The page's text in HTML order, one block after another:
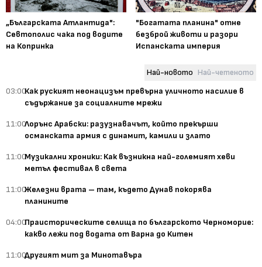
„Българската Атлантида":
Севтополис чака под водите
на Копринка
"Богатата планина" отне
безброй животи и разори
Испанската империя
Най-новото Най-четеното
03:00Как руският неонацизъм превърна уличното насилие в
съдържание за социалните мрежи
11:00Лорънс Арабски: разузнавачът, който прекърши
османската армия с динамит, камили и злато
11:00Музикални хроники: Как възникна най-големият хеви
метъл фестивал в света
11:00Железни врата – там, където Дунав покорява
планините
04:00Праисторическите селища по българското Черноморие:
какво лежи под водата от Варна до Китен
11:00Другият мит за Минотавъра